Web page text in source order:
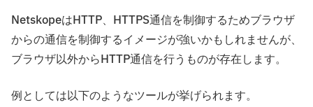
NetskopeはHTTP、HTTPS通信を制御するためブラウザ
からの通信を制御するイメージが強いかもしれませんが、
ブラウザ以外からHTTP通信を行うものが存在します。
例としては以下のようなツールが挙げられます。